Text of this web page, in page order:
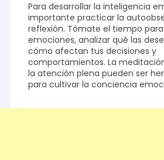
Para desarrollar la inteligencia
importante practicar la
reflexión. Tómate el tiempo
emociones, analizar qué las
cómo afectan tus decisiones y
comportamientos. La
la atención plena pueden ser
para cultivar la conciencia